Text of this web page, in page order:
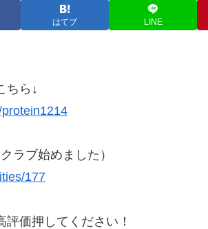
はてブ LINE
ちら↓
ラブ始めました）
177
価押してください！